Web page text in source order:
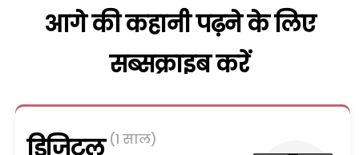
आगे की कहानी पढ़ने के लिए
सब्सक्राइब करें
(1 साल)